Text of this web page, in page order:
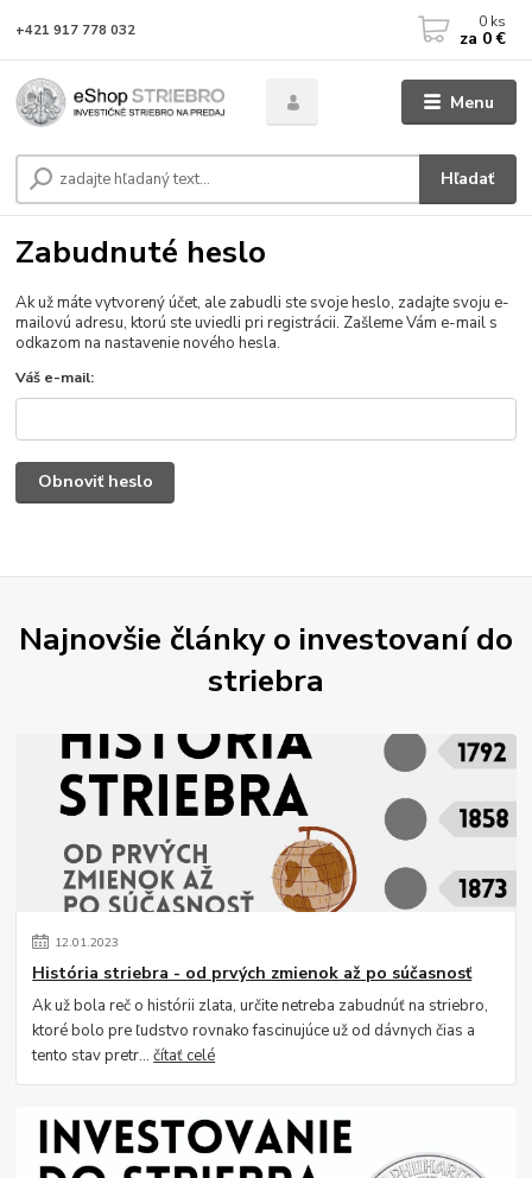
Menu
Hľadať
+421 917 778 032 0 ks
za 0 €
Zabudnuté heslo
Ak už máte vytvorený účet, ale zabudli ste svoje heslo, zadajte svoju e-
mailovú adresu, ktorú ste uviedli pri registrácii. Zašleme Vám e-mail s
odkazom na nastavenie nového hesla.
Váš e-mail:
Obnoviť heslo
Najnovšie články o investovaní do
striebra
12.01.2023
História striebra - od prvých zmienok až po súčasnosť
Ak už bola reč o histórii zlata, určite netreba zabudnúť na striebro,
ktoré bolo pre ľudstvo rovnako fascinujúce už od dávnych čias a
tento stav pretr...čítať celé